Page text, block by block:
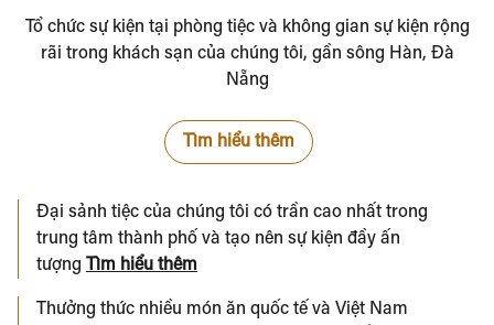
Tổ chức sự kiện tại phòng tiệc và không gian sự kiện rộng
rãi trong khách sạn của chúng tôi, gần sông Hàn, Đà
Nẵng
Tìm hiểu thêm
Đại sảnh tiệc của chúng tôi có trần cao nhất trong
trung tâm thành phố và tạo nên sự kiện đầy ấn
tượng
Tìm hiểu thêm
Thưởng thức nhiều món ăn quốc tế và Việt Nam